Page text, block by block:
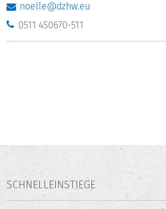
noelle@dzhw.eu
0511 450670-511
SCHNELLEINSTIEGE